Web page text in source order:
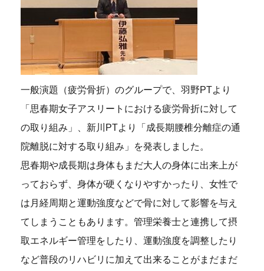
一般演題（疲労骨折）のグループで、羽野PTより
「思春期女子アスリートにおける疲労骨折に対して
の取り組み」、新川PTより「成長期腰椎分離症の通
院離脱に対する取り組み」を発表しました。
思春期や成長期は身体もまだ大人の身体に出来上が
っておらず、身体が硬くなりやすかったり、女性で
は月経周期と運動強度などで骨に対して影響を与え
てしまうこともあります。管理栄養士と連携して摂
取エネルギー管理をしたり、運動強度を調整したり
など普段のリハビリに加えて出来ることがまだまだ